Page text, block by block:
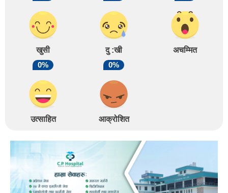
खुसी दु :खी
अचम्मित
0%
उत्साहित
0%
आक्रोशित